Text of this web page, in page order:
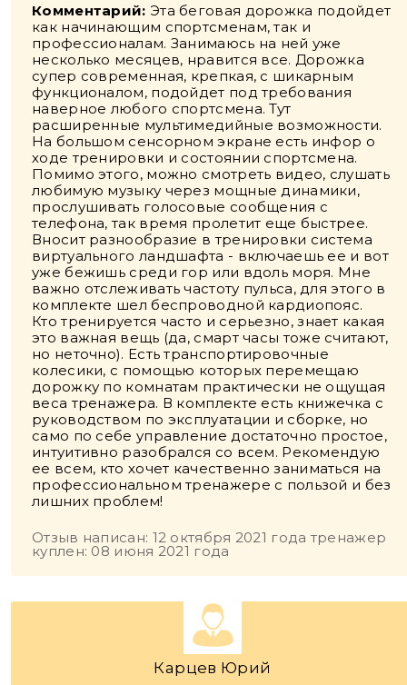
Комментарий: Эта беговая дорожка подойдет
как начинающим спортсменам, так и
профессионалам. Занимаюсь на ней уже
несколько месяцев, нравится все. Дорожка
супер современная, крепкая, с шикарным
функционалом, подойдет под требования
наверное любого спортсмена. Тут
расширенные мультимедийные возможности.
На большом сенсорном экране есть инфор о
ходе тренировки и состоянии спортсмена.
Помимо этого, можно смотреть видео, слушать
любимую музыку через мощные динамики,
прослушивать голосовые сообщения с
телефона, так время пролетит еще быстрее.
Вносит разнообразие в тренировки система
виртуального ландшафта - включаешь ее и вот
уже бежишь среди гор или вдоль моря. Мне
важно отслеживать частоту пульса, для этого в
комплекте шел беспроводной кардиопояс.
Кто тренируется часто и серьезно, знает какая
это важная вещь (да, смарт часы тоже считают,
но неточно). Есть транспортировочные
колесики, с помощью которых перемещаю
дорожку по комнатам практически не ощущая
веса тренажера. В комплекте есть книжечка с
руководством по эксплуатации и сборке, но
само по себе управление достаточно простое,
интуитивно разобрался со всем. Рекомендую
ее всем, кто хочет качественно заниматься на
профессиональном тренажере с пользой и без
лишних проблем!
Отзыв написан: 12 октября 2021 года тренажер
куплен: 08 июня 2021 года
Карцев Юрий